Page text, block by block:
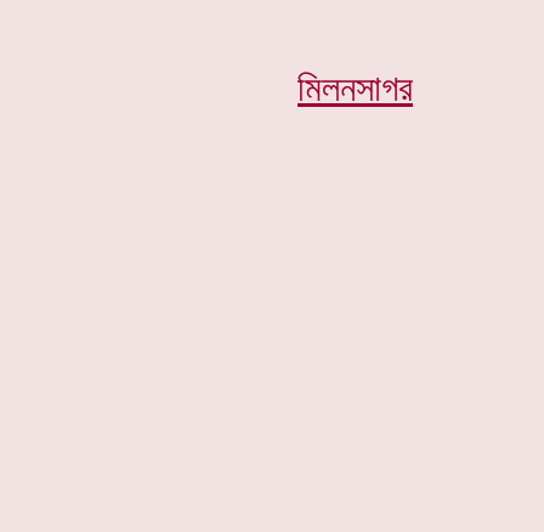
মিলনসাগর